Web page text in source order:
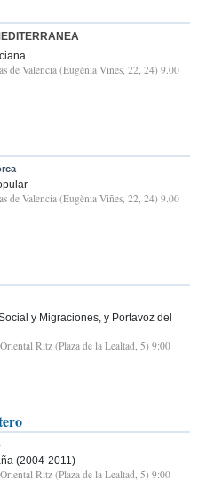
de Valencia (Eugènia Viñes, 22, 24) 9.00
de Valencia (Eugènia Viñes, 22, 24) 9.00
y Migraciones, y Portavoz del
Ritz (Plaza de la Lealtad, 5) 9:00
(2004-2011)
Ritz (Plaza de la Lealtad, 5) 9:00